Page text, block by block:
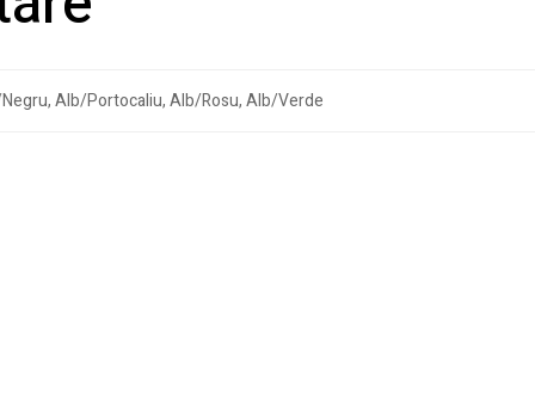
Alb/Portocaliu, Alb/Rosu, Alb/Verde